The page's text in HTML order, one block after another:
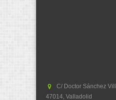
C/ Doctor Sánchez
47014, Valladolid